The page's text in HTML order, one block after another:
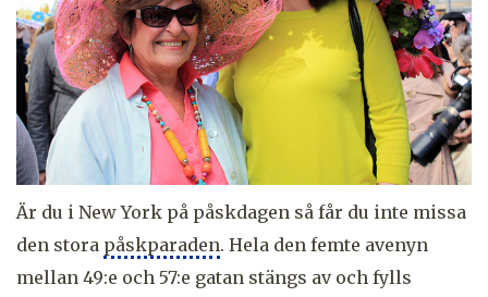
Är du i New York på påskdagen så får du inte missa
den stora påskparaden. Hela den femte avenyn
mellan 49:e och 57:e gatan stängs av och fylls